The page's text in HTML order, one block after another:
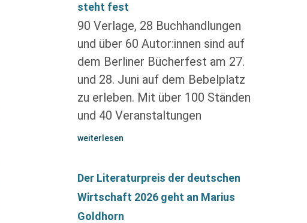
steht fest
90 Verlage, 28 Buchhandlungen
und über 60 Autor:innen sind auf
dem Berliner Bücherfest am 27.
und 28. Juni auf dem Bebelplatz
zu erleben. Mit über 100 Ständen
und 40 Veranstaltungen
weiterlesen
Der Literaturpreis der deutschen
Wirtschaft 2026 geht an Marius
Goldhorn